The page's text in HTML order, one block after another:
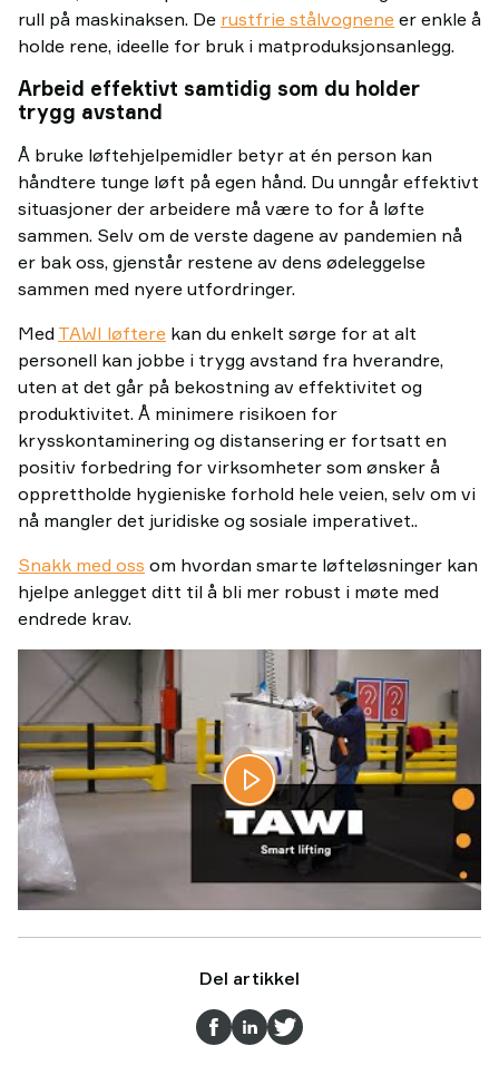
rull på maskinaksen. De rustfrie stålvognene er enkle å
holde rene, ideelle for bruk i matproduksjonsanlegg.
Arbeid effektivt samtidig som du holder
trygg avstand
Å bruke løftehjelpemidler betyr at én person kan
håndtere tunge løft på egen hånd. Du unngår effektivt
situasjoner der arbeidere må være to for å løfte
sammen. Selv om de verste dagene av pandemien nå
er bak oss, gjenstår restene av dens ødeleggelse
sammen med nyere utfordringer.
Med TAWI løftere kan du enkelt sørge for at alt
personell kan jobbe i trygg avstand fra hverandre,
uten at det går på bekostning av effektivitet og
produktivitet. Å minimere risikoen for
krysskontaminering og distansering er fortsatt en
positiv forbedring for virksomheter som ønsker å
opprettholde hygieniske forhold hele veien, selv om vi
nå mangler det juridiske og sosiale imperativet..
Snakk med oss om hvordan smarte løfteløsninger kan
hjelpe anlegget ditt til å bli mer robust i møte med
endrede krav.
Del artikkel